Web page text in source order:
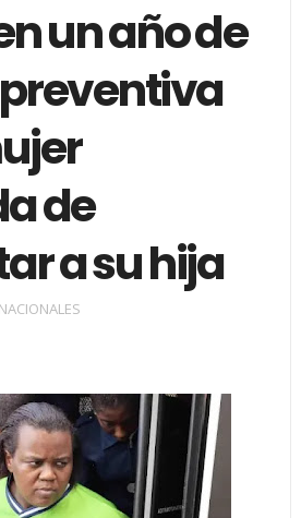
un año de
de
a su hija
NACIONALES